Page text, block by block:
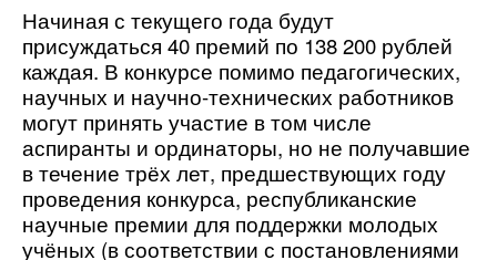
Начиная с текущего года будут
присуждаться 40 премий по 138 200 рублей
каждая. В конкурсе помимо педагогических,
научных и научно-технических работников
могут принять участие в том числе
аспиранты и ординаторы, но не получавшие
в течение трёх лет, предшествующих году
проведения конкурса, республиканские
научные премии для поддержки молодых
учёных (в соответствии с постановлениями